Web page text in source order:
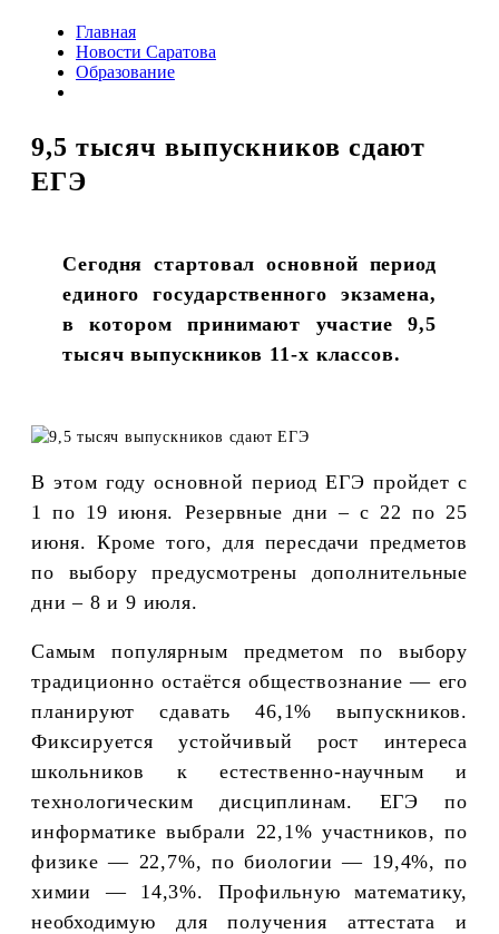
Главная
Новости Саратова
Образование
9,5 тысяч выпускников сдают
ЕГЭ
Сегодня стартовал основной период
единого государственного экзамена,
в котором принимают участие 9,5
тысяч выпускников 11-х классов.
В этом году основной период ЕГЭ пройдет с
1 по 19 июня. Резервные дни – с 22 по 25
июня. Кроме того, для пересдачи предметов
по выбору предусмотрены дополнительные
дни – 8 и 9 июля.
Самым популярным предметом по выбору
традиционно остаётся обществознание — его
планируют сдавать 46,1% выпускников.
Фиксируется устойчивый рост интереса
школьников к естественно-научным и
технологическим дисциплинам. ЕГЭ по
информатике выбрали 22,1% участников, по
физике — 22,7%, по биологии — 19,4%, по
химии — 14,3%. Профильную математику,
необходимую для получения аттестата и